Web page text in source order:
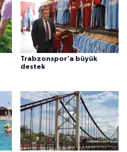
Trabzonspor'a büyük
destek